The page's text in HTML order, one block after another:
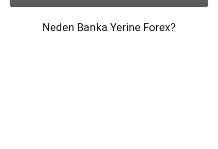
Neden Banka Yerine Forex?